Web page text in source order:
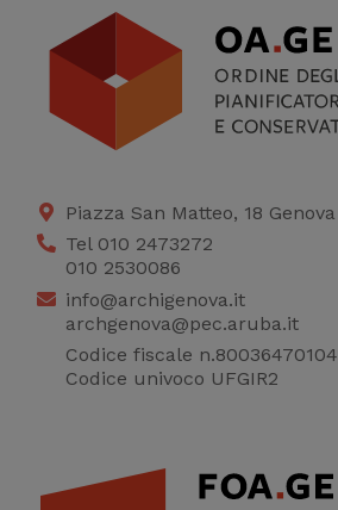
Piazza San Matteo, 18 Genova
Tel 010 2473272
010 2530086
info@archigenova.it
archgenova@pec.aruba.it
Codice fiscale n.80036470104
Codice univoco UFGIR2